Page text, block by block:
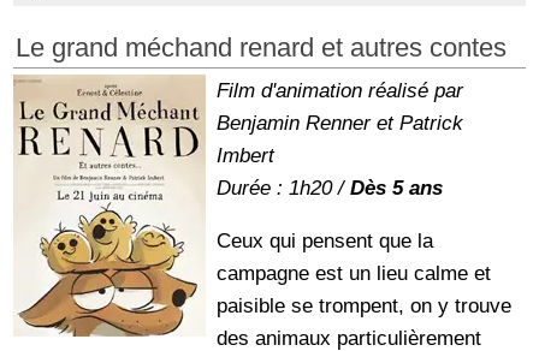
Le grand méchand renard et autres contes
Film d'animation réalisé par
Benjamin Renner et Patrick
Imbert
Durée : 1h20 / Dès 5 ans
Ceux qui pensent que la
campagne est un lieu calme et
paisible se trompent, on y trouve
des animaux particulièrement